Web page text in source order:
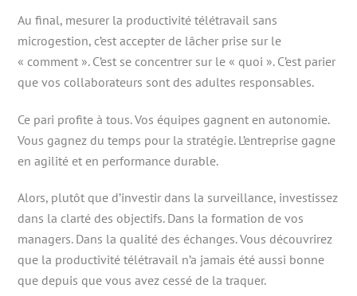
Au final, mesurer la productivité télétravail sans
microgestion, c’est accepter de lâcher prise sur le
« comment ». C’est se concentrer sur le « quoi ». C’est parier
que vos collaborateurs sont des adultes responsables.
Ce pari profite à tous. Vos équipes gagnent en autonomie.
Vous gagnez du temps pour la stratégie. L’entreprise gagne
en agilité et en performance durable.
Alors, plutôt que d’investir dans la surveillance, investissez
dans la clarté des objectifs. Dans la formation de vos
managers. Dans la qualité des échanges. Vous découvrirez
que la productivité télétravail n’a jamais été aussi bonne
que depuis que vous avez cessé de la traquer.